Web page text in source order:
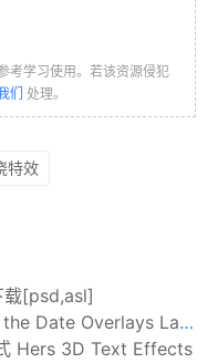
考学习使用。若该资源侵犯
们 处理。
特效
载[psd,asl]
Date Overlays Layered
Hers 3D Text Effects